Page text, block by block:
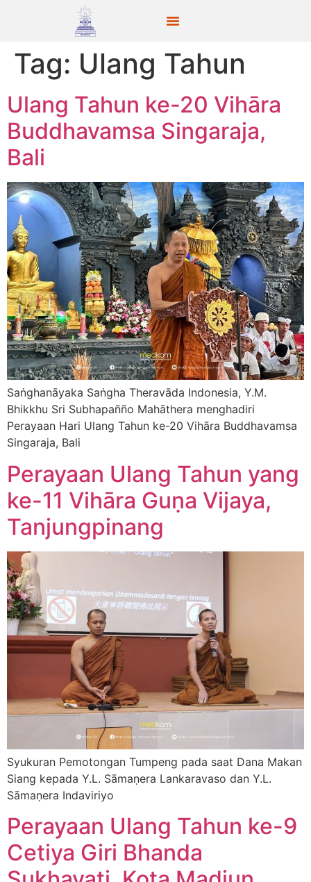
Tag: Ulang Tahun
Ulang Tahun ke-20 Vihāra
Buddhavamsa Singaraja,
Bali
Saṅghanāyaka Saṅgha Theravāda Indonesia, Y.M.
Bhikkhu Sri Subhapañño Mahāthera menghadiri
Perayaan Hari Ulang Tahun ke-20 Vihāra Buddhavamsa
Singaraja, Bali
Perayaan Ulang Tahun yang
ke-11 Vihāra Guṇa Vijaya,
Tanjungpinang
Syukuran Pemotongan Tumpeng pada saat Dana Makan
Siang kepada Y.L. Sāmaṇera Lankaravaso dan Y.L.
Sāmaṇera Indaviriyo
Perayaan Ulang Tahun ke-9
Cetiya Giri Bhanda